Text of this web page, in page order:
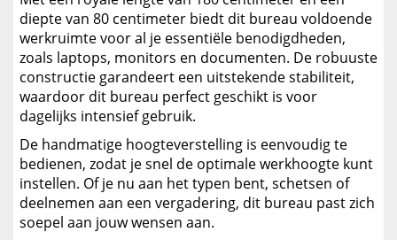
diepte van 80 centimeter biedt dit bureau voldoende
werkruimte voor al je essentiële benodigdheden,
zoals laptops, monitors en documenten. De robuuste
constructie garandeert een uitstekende stabiliteit,
waardoor dit bureau perfect geschikt is voor
dagelijks intensief gebruik.
De handmatige hoogteverstelling is eenvoudig te
bedienen, zodat je snel de optimale werkhoogte kunt
instellen. Of je nu aan het typen bent, schetsen of
deelnemen aan een vergadering, dit bureau past zich
soepel aan jouw wensen aan.